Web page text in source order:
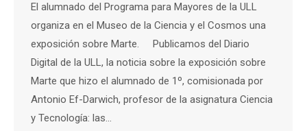
El alumnado del Programa para Mayores de la ULL
organiza en el Museo de la Ciencia y el Cosmos una
exposición sobre Marte. Publicamos del Diario
Digital de la ULL, la noticia sobre la exposición sobre
Marte que hizo el alumnado de 1º, comisionada por
Antonio Ef-Darwich, profesor de la asignatura Ciencia
y Tecnología: las…